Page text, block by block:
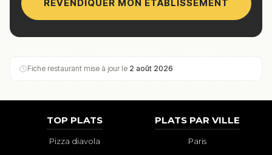
REVENDIQUER MON ÉTABLISSEMENT
Fiche restaurant mise à jour le 2 août 2026
TOP PLATS
Pizza diavola
PLATS PAR VILLE
Paris